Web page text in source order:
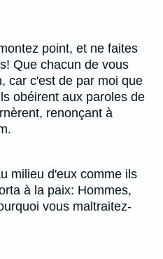
point, et ne faites
Que chacun de vous
car c'est de par moi que
obéirent aux paroles de
renonçant à
milieu d'eux comme ils
à la paix: Hommes,
vous maltraitez-